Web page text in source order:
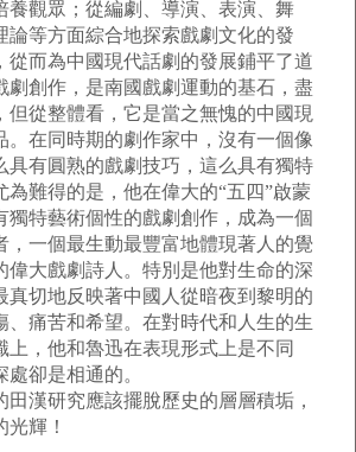
養觀眾；從編劇、導演、表演、舞
論等方面綜合地探索戲劇文化的發
從而為中國現代話劇的發展鋪平了道
劇創作，是南國戲劇運動的基石，盡
但從整體看，它是當之無愧的中國現
。在同時期的劇作家中，沒有一個像
具有圓熟的戲劇技巧，這么具有獨特
為難得的是，他在偉大的“五四”啟蒙
獨特藝術個性的戲劇創作，成為一個
，一個最生動最豐富地體現著人的覺
偉大戲劇詩人。特別是他對生命的深
真切地反映著中國人從暗夜到黎明的
、痛苦和希望。在對時代和人生的生
上，他和魯迅在表現形式上是不同
卻是相通的。
漢研究應該擺脫歷史的層層積垢，
輝！